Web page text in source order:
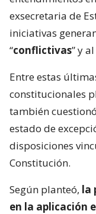
exsecretaria de
iniciativas
“conflictivas” y
Entre estas
constitucionales
también
estado de
disposiciones
Constitución.
Según planteó, la
en la aplicación